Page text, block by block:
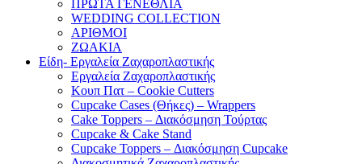
ΠΡΩΤΑ ΓΕΝΕΘΛΙΑ
WEDDING COLLECTION
ΑΡΙΘΜΟΙ
ΖΩΑΚΙΑ
Είδη- Εργαλεία Ζαχαροπλαστικής
Εργαλεία Ζαχαροπλαστικής
Κουπ Πατ – Cookie Cutters
Cupcake Cases (Θήκες) – Wrappers
Cake Toppers – Διακόσμηση Τούρτας
Cupcake & Cake Stand
Cupcake Toppers – Διακόσμηση Cupcake